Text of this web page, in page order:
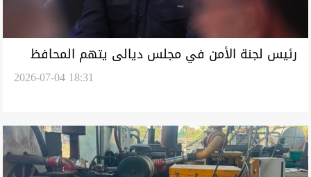
رئيس لجنة الأمن في مجلس ديالى يتهم المحافظ
باستغلال سلطته "لترهيب" بلدية بعقوبة2026-07-04 18:31